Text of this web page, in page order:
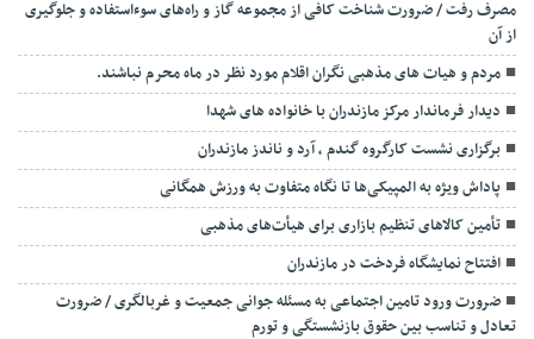
مصرف رفت / ضرورت شناخت کافی از مجموعه گاز و راه‌های سوءاستفاده و جلوگیری
از آن
مردم و هیات های مذهبی نگران اقلام مورد نظر در ماه محرم نباشند.
دیدار فرماندار مرکز مازندران با خانواده های شهدا
برگزاری نشست کارگروه گندم ، آرد و ناندز مازندران
پاداش ویژه به المپیکی‌ها تا نگاه متفاوت به ورزش همگانی
تأمین کالاهای تنظیم بازاری برای هیأت‌های مذهبی
افتتاح نمایشگاه فردخت در مازندران
ضرورت ورود تامین اجتماعی به مسئله جوانی جمعیت و غربالگری / ضرورت
تعادل و تناسب بین حقوق بازنشستگی و تورم